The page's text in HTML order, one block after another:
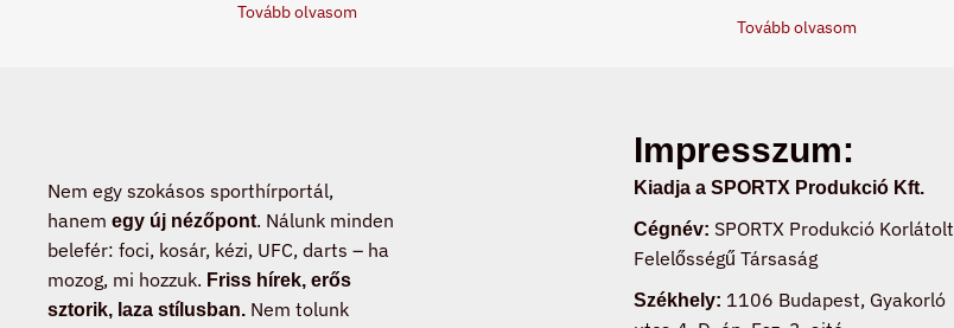
Tovább olvasom
Tovább olvasom
Nem egy szokásos sporthírportál,
hanem egy új nézőpont. Nálunk minden
belefér: foci, kosár, kézi, UFC, darts – ha
mozog, mi hozzuk. Friss hírek, erős
sztorik, laza stílusban. Nem tolunk
Impresszum:
Kiadja a SPORTX Produkció Kft.
Cégnév: SPORTX Produkció Korlátolt
Felelősségű Társaság
Székhely: 1106 Budapest, Gyakorló